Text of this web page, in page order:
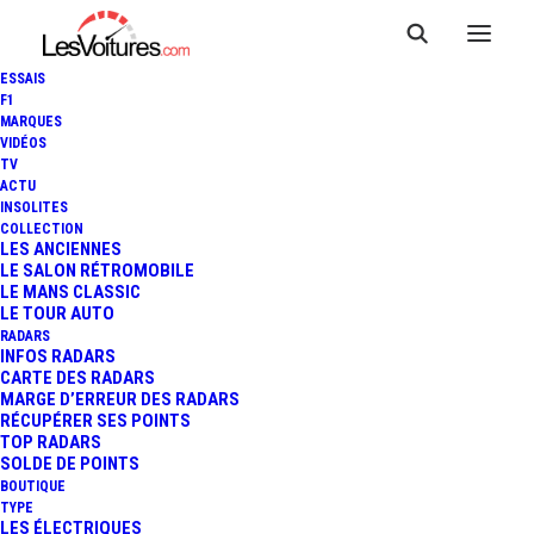
ESSAIS
F1
MARQUES
VIDÉOS
TV
ACTU
INSOLITES
COLLECTION
LES ANCIENNES
LE SALON RÉTROMOBILE
LE MANS CLASSIC
LE TOUR AUTO
RADARS
INFOS RADARS
CARTE DES RADARS
MARGE D’ERREUR DES RADARS
RÉCUPÉRER SES POINTS
TOP RADARS
SOLDE DE POINTS
BOUTIQUE
TYPE
LES ÉLECTRIQUES
2 mars 2014
VIDÉO : UN DERNIER